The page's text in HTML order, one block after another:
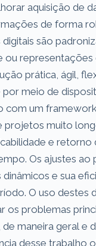
aquisição de
de forma
são
ou representações
prática, ágil,
meio de
com um
projetos muito
e retorno
Os ajustes
dinâmicos e sua
O uso destes
os problemas
maneira geral e
desse trabalho